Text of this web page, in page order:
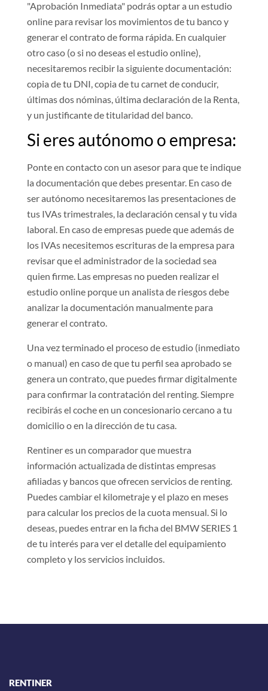
"Aprobación Inmediata" podrás optar a un estudio
online para revisar los movimientos de tu banco y
generar el contrato de forma rápida. En cualquier
otro caso (o si no deseas el estudio online),
necesitaremos recibir la siguiente documentación:
copia de tu DNI, copia de tu carnet de conducir,
últimas dos nóminas, última declaración de la Renta,
y un justificante de titularidad del banco.
Si eres autónomo o empresa:
Ponte en contacto con un asesor para que te indique
la documentación que debes presentar. En caso de
ser autónomo necesitaremos las presentaciones de
tus IVAs trimestrales, la declaración censal y tu vida
laboral. En caso de empresas puede que además de
los IVAs necesitemos escrituras de la empresa para
revisar que el administrador de la sociedad sea
quien firme. Las empresas no pueden realizar el
estudio online porque un analista de riesgos debe
analizar la documentación manualmente para
generar el contrato.
Una vez terminado el proceso de estudio (inmediato
o manual) en caso de que tu perfil sea aprobado se
genera un contrato, que puedes firmar digitalmente
para confirmar la contratación del renting. Siempre
recibirás el coche en un concesionario cercano a tu
domicilio o en la dirección de tu casa.
Rentiner es un comparador que muestra
información actualizada de distintas empresas
afiliadas y bancos que ofrecen servicios de renting.
Puedes cambiar el kilometraje y el plazo en meses
para calcular los precios de la cuota mensual. Si lo
deseas, puedes entrar en la ficha del BMW SERIES 1
de tu interés para ver el detalle del equipamiento
completo y los servicios incluidos.
RENTINER